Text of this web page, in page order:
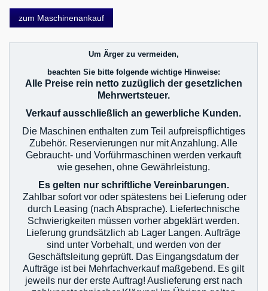
zum Maschinenankauf
Um Ärger zu vermeiden,
beachten Sie bitte folgende wichtige Hinweise:
Alle Preise rein netto zuzüglich der gesetzlichen
Mehrwertsteuer.
Verkauf ausschließlich an gewerbliche Kunden.
Die Maschinen enthalten zum Teil aufpreispflichtiges
Zubehör. Reservierungen nur mit Anzahlung. Alle
Gebraucht- und Vorführmaschinen werden verkauft
wie gesehen, ohne Gewährleistung.
Es gelten nur schriftliche Vereinbarungen.
Zahlbar sofort vor oder spätestens bei Lieferung oder
durch Leasing (nach Absprache). Liefertechnische
Schwierigkeiten müssen vorher abgeklärt werden.
Lieferung grundsätzlich ab Lager Langen. Aufträge
sind unter Vorbehalt, und werden von der
Geschäftsleitung geprüft. Das Eingangsdatum der
Aufträge ist bei Mehrfachverkauf maßgebend. Es gilt
jeweils nur der erste Auftrag! Auslieferung erst nach